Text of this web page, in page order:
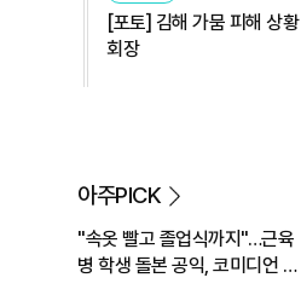
[포토] 김해 가뭄 피해 상
회장
아주PICK
"속옷 빨고 졸업식까지"…근육
병 학생 돌본 공익, 코미디언 김